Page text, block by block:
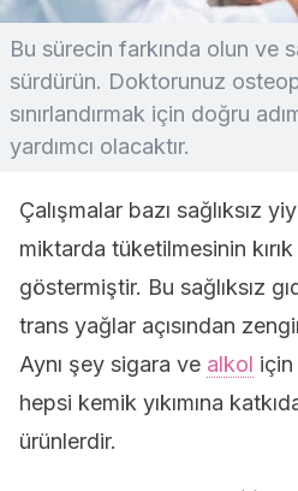
Bu sürecin farkında olun ve
sürdürün. Doktorunuz
sınırlandırmak için doğru
yardımcı olacaktır.
Çalışmalar bazı sağlıksız
miktarda tüketilmesinin
göstermiştir. Bu sağlıksız
trans yağlar açısından
Aynı şey sigara ve alkol için
hepsi kemik yıkımına
ürünlerdir.